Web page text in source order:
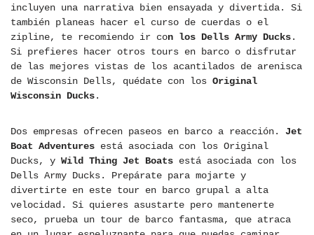
incluyen una narrativa bien ensayada y divertida. Si
también planeas hacer el curso de cuerdas o el
zipline, te recomiendo ir con los Dells Army Ducks.
Si prefieres hacer otros tours en barco o disfrutar
de las mejores vistas de los acantilados de arenisca
de Wisconsin Dells, quédate con los Original
Wisconsin Ducks.
Dos empresas ofrecen paseos en barco a reacción. Jet
Boat Adventures está asociada con los Original
Ducks, y Wild Thing Jet Boats está asociada con los
Dells Army Ducks. Prepárate para mojarte y
divertirte en este tour en barco grupal a alta
velocidad. Si quieres asustarte pero mantenerte
seco, prueba un tour de barco fantasma, que atraca